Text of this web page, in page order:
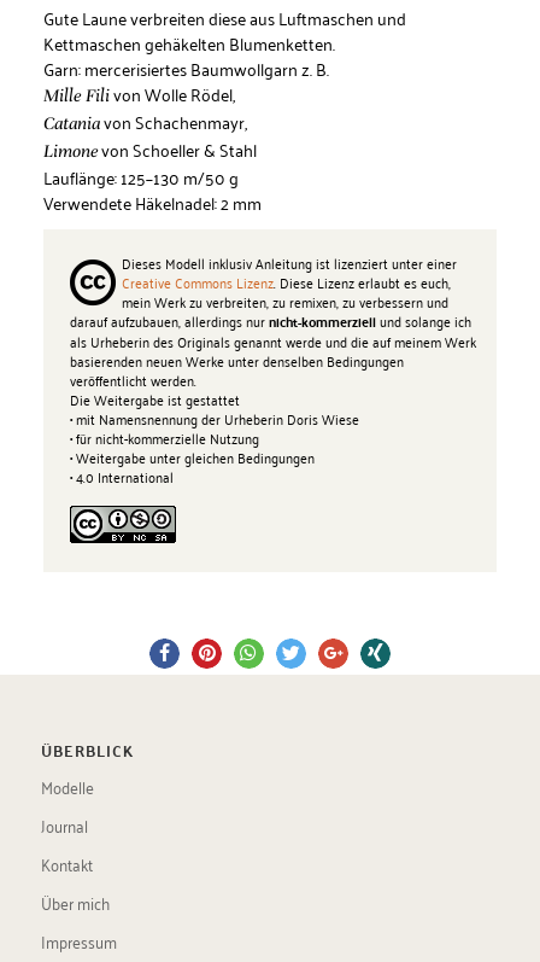
Gute Laune verbreiten diese aus Luftmaschen und
Kettmaschen gehäkelten Blumenketten.
Garn: mercerisiertes Baumwollgarn z. B.
Mille Filivon Wolle Rödel,
Cataniavon Schachenmayr,
Limonevon Schoeller & Stahl
Lauflänge: 125–130 m/50 g
Verwendete Häkelnadel: 2 mm
Dieses Modell inklusiv Anleitung ist lizenziert unter einer
Creative Commons Lizenz. Diese Lizenz erlaubt es euch,
mein Werk zu verbreiten, zu remixen, zu verbessern und
darauf aufzubauen, allerdings nurnicht-kommerziellund solange ich
als Urheberin des Originals genannt werde und die auf meinem Werk
basierenden neuen Werke unter denselben Bedingungen
veröffentlicht werden.
Die Weitergabe ist gestattet
• mit Namensnennung der Urheberin Doris Wiese
• für nicht-kommerzielle Nutzung
• Weitergabe unter gleichen Bedingungen
• 4.0 International
ÜBERBLICK
Modelle
Journal
Kontakt
Über mich
Impressum